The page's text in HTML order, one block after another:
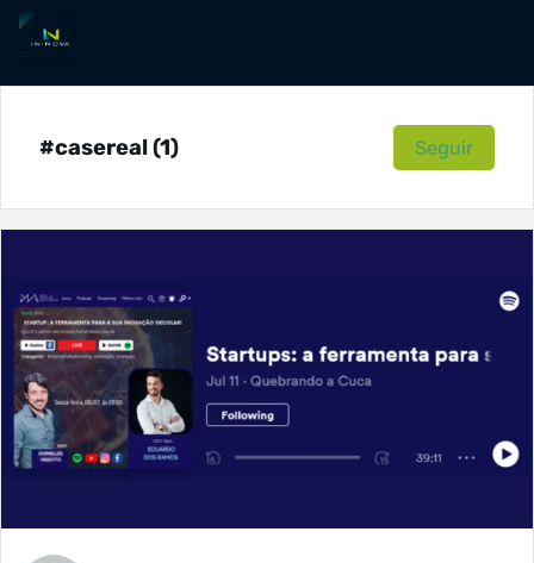
#casereal (1) Seguir